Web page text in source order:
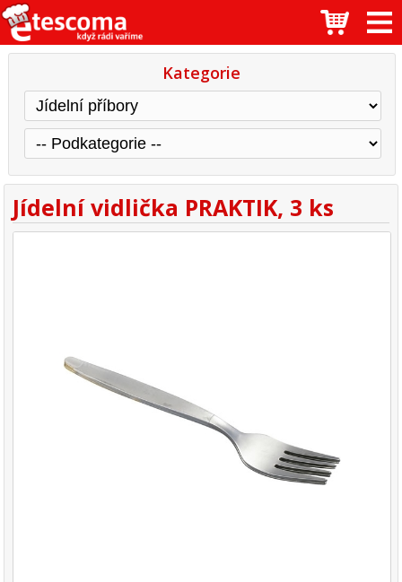
Kategorie
Jídelní vidlička PRAKTIK, 3 ks